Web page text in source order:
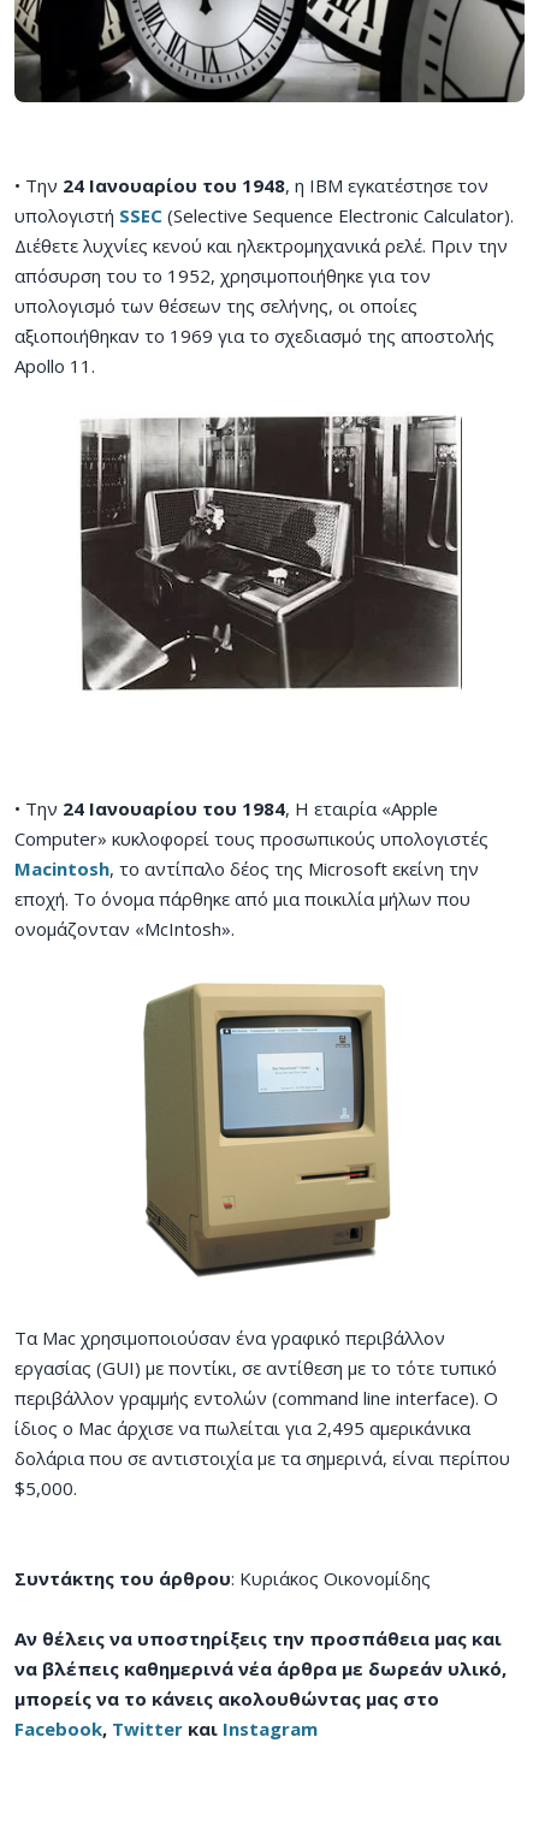
• Την 24 Ιανουαρίου του 1948, η IBM εγκατέστησε τον
υπολογιστή SSEC (Selective Sequence Electronic Calculator).
Διέθετε λυχνίες κενού και ηλεκτρομηχανικά ρελέ. Πριν την
απόσυρση του το 1952, χρησιμοποιήθηκε για τον
υπολογισμό των θέσεων της σελήνης, οι οποίες
αξιοποιήθηκαν το 1969 για το σχεδιασμό της αποστολής
Apollo 11.
• Την 24 Ιανουαρίου του 1984, Η εταιρία «Apple
Computer» κυκλοφορεί τους προσωπικούς υπολογιστές
Macintosh, το αντίπαλο δέος της Microsoft εκείνη την
εποχή. Το όνομα πάρθηκε από μια ποικιλία μήλων που
ονομάζονταν «McIntosh».
Τα Mac χρησιμοποιούσαν ένα γραφικό περιβάλλον
εργασίας (GUI) με ποντίκι, σε αντίθεση με το τότε τυπικό
περιβάλλον γραμμής εντολών (command line interface). Ο
ίδιος ο Mac άρχισε να πωλείται για 2,495 αμερικάνικα
δολάρια που σε αντιστοιχία με τα σημερινά, είναι περίπου
$5,000.
Συντάκτης του άρθρου: Κυριάκος Οικονομίδης
Αν θέλεις να υποστηρίξεις την προσπάθεια μας και
να βλέπεις καθημερινά νέα άρθρα με δωρεάν υλικό,
μπορείς να το κάνεις ακολουθώντας μας στο
Facebook, Twitter και Instagram